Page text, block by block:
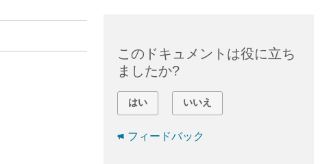
このドキュメントは役に立ち
ましたか?
はい いいえ
フィードバック